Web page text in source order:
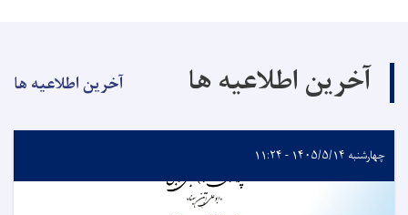
آخرین اطلاعیه ها آخرین اطلاعیه ها
چهارشنبه ۱۴۰۵/۵/۱۴ - ۱۱:۲۴